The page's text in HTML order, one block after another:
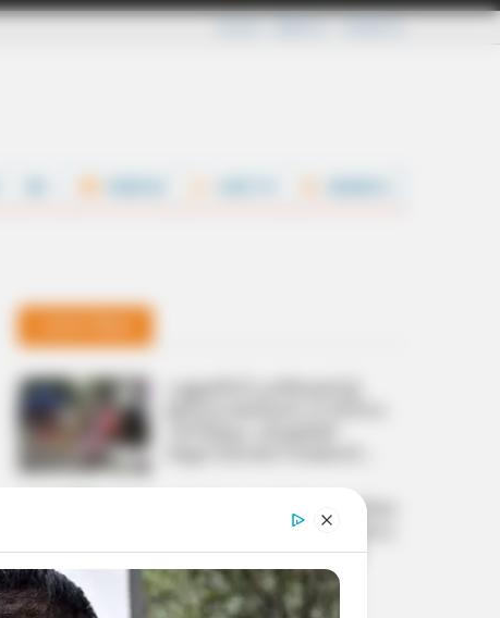
പുല്ലുതിന്ന് പ്രതിഷേധിച്ച്
സെക്രട്ടേറിയറ്റ് നടയിൽ
ഹോൾഡേഴ്സ്
മന്ത്രി കെ. മുരളീധരനെതിരെ
ഡോക്ടർമാരുടെ പ്രതിഷേധം;
പ്രൈവറ്റ് സെക്രട്ടറിയുടെ
ഇടപെടൽ
അവസാനിപ്പിക്കണമെന്ന്